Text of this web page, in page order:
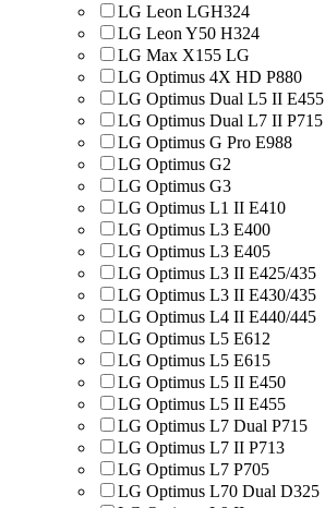
LG Leon LGH324
LG Leon Y50 H324
LG Max X155 LG
LG Optimus 4X HD P880
LG Optimus Dual L5 II E455
LG Optimus Dual L7 II P715
LG Optimus G Pro E988
LG Optimus G2
LG Optimus G3
LG Optimus L1 II E410
LG Optimus L3 E400
LG Optimus L3 E405
LG Optimus L3 II E425/435
LG Optimus L3 II E430/435
LG Optimus L4 II E440/445
LG Optimus L5 E612
LG Optimus L5 E615
LG Optimus L5 II E450
LG Optimus L5 II E455
LG Optimus L7 Dual P715
LG Optimus L7 II P713
LG Optimus L7 P705
LG Optimus L70 Dual D325